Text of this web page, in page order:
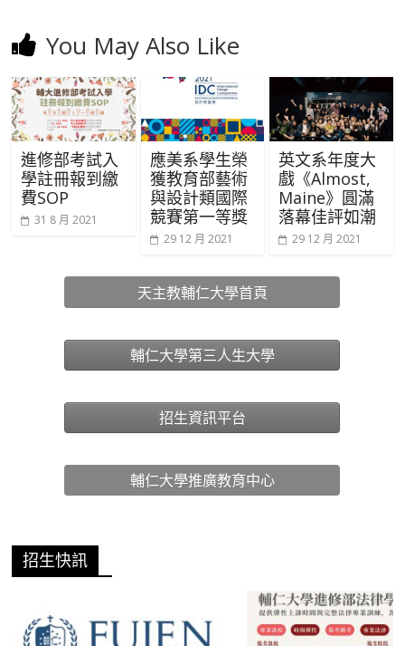
You May Also Like
進修部考試入
學註冊報到繳
費SOP
31 8 月 2021
應美系學生榮
獲教育部藝術
與設計類國際
競賽第一等獎
29 12 月 2021
英文系年度大
戲《Almost,
Maine》圓滿
落幕佳評如潮
29 12 月 2021
天主教輔仁大學首頁
輔仁大學第三人生大學
招生資訊平台
輔仁大學推廣教育中心
招生快訊